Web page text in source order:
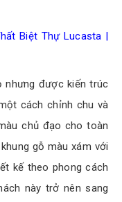
Biệt Thự Lucasta |
nhưng được kiến trúc
cách chỉnh chu và
chủ đạo cho toàn
gỗ màu xám với
kế theo phong cách
này trở nên sang